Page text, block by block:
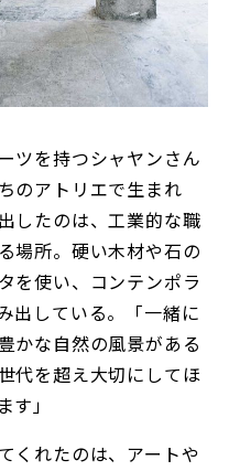
ツを持つシャヤンさん
のアトリエで生まれ
したのは、工業的な職
場所。硬い木材や石の
を使い、コンテンポラ
出している。「一緒に
かな自然の風景がある
代を超え大切にしてほ
」
くれたのは、アートや